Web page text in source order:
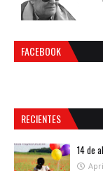
FACEBOOK
RECIENTES
14 de